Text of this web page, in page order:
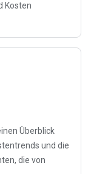
Kosten
Überblick
und die
die von